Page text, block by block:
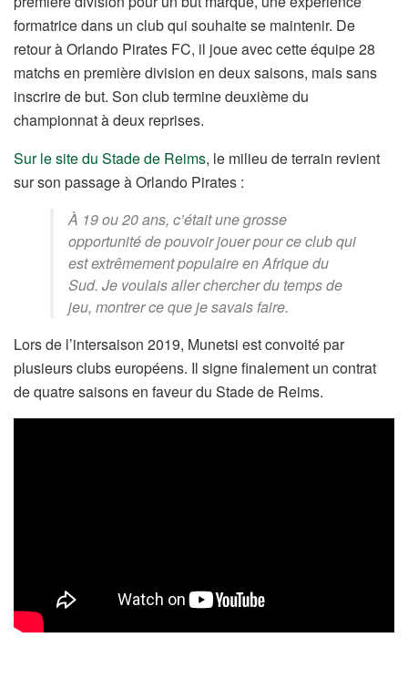
formatrice dans un club qui souhaite se maintenir. De
retour à Orlando Pirates FC, il joue avec cette équipe 28
matchs en première division en deux saisons, mais sans
inscrire de but. Son club termine deuxième du
championnat à deux reprises.
Sur le site du Stade de Reims, le milieu de terrain revient
sur son passage à Orlando Pirates :
À 19 ou 20 ans, c’était une grosse
opportunité de pouvoir jouer pour ce club qui
est extrêmement populaire en Afrique du
Sud. Je voulais aller chercher du temps de
jeu, montrer ce que je savais faire.
Lors de l’intersaison 2019, Munetsi est convoité par
plusieurs clubs européens. Il signe finalement un contrat
de quatre saisons en faveur du Stade de Reims.